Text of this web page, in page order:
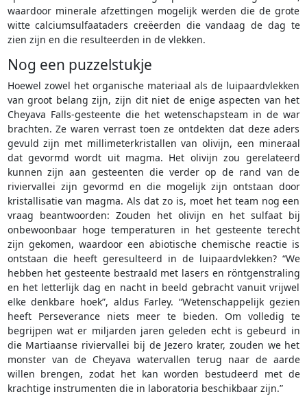
waardoor minerale afzettingen mogelijk werden die de grote
witte calciumsulfaataders creëerden die vandaag de dag te
zien zijn en die resulteerden in de vlekken.
Nog een puzzelstukje
Hoewel zowel het organische materiaal als de luipaardvlekken
van groot belang zijn, zijn dit niet de enige aspecten van het
Cheyava Falls-gesteente die het wetenschapsteam in de war
brachten. Ze waren verrast toen ze ontdekten dat deze aders
gevuld zijn met millimeterkristallen van olivijn, een mineraal
dat gevormd wordt uit magma. Het olivijn zou gerelateerd
kunnen zijn aan gesteenten die verder op de rand van de
riviervallei zijn gevormd en die mogelijk zijn ontstaan door
kristallisatie van magma. Als dat zo is, moet het team nog een
vraag beantwoorden: Zouden het olivijn en het sulfaat bij
onbewoonbaar hoge temperaturen in het gesteente terecht
zijn gekomen, waardoor een abiotische chemische reactie is
ontstaan die heeft geresulteerd in de luipaardvlekken? “We
hebben het gesteente bestraald met lasers en röntgenstraling
en het letterlijk dag en nacht in beeld gebracht vanuit vrijwel
elke denkbare hoek”, aldus Farley. “Wetenschappelijk gezien
heeft Perseverance niets meer te bieden. Om volledig te
begrijpen wat er miljarden jaren geleden echt is gebeurd in
die Martiaanse riviervallei bij de Jezero krater, zouden we het
monster van de Cheyava watervallen terug naar de aarde
willen brengen, zodat het kan worden bestudeerd met de
krachtige instrumenten die in laboratoria beschikbaar zijn.”